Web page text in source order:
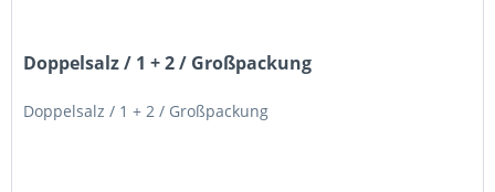
Doppelsalz / 1 + 2 / Großpackung
Doppelsalz / 1 + 2 / Großpackung